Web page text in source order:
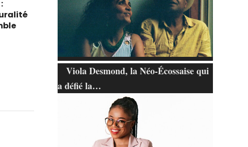
Viola Desmond, la Néo-Écossaise qui
a défié la…